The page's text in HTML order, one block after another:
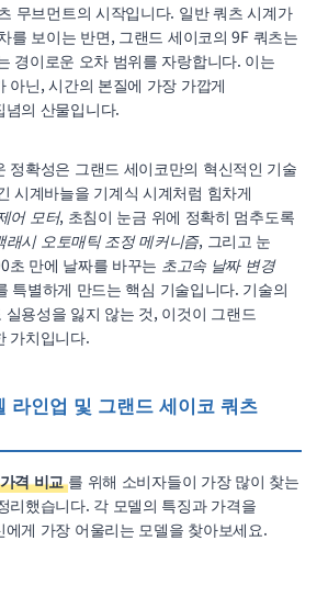
무브먼트의 시작입니다. 일반 쿼츠 시계가
를 보이는 반면, 그랜드 세이코의 9F 쿼츠는
경이로운 오차 범위를 자랑합니다. 이는
아닌, 시간의 본질에 가장 가깝게
의 산물입니다.
정확성은 그랜드 세이코만의 혁신적인 기술
시계바늘을 기계식 시계처럼 힘차게
어 모터, 초침이 눈금 위에 정확히 멈추도록
래시 오토매틱 조정 메커니즘, 그리고 눈
초 만에 날짜를 바꾸는 초고속 날짜 변경
특별하게 만드는 핵심 기술입니다. 기술의
용성을 잃지 않는 것, 이것이 그랜드
가치입니다.
라인업 및 그랜드 세이코 쿼츠
격 비교 를 위해 소비자들이 가장 많이 찾는
리했습니다. 각 모델의 특징과 가격을
게 가장 어울리는 모델을 찾아보세요.